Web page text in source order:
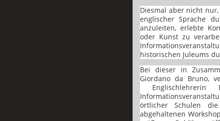
Diesmal aber nicht
englischer Sprache
anzuleiten, erlebte
oder Kunst zu
historischen Juleums
Bei dieser in
Giordano da Bruno,
Englischlehrerin
örtlicher Schulen
abgehaltenen